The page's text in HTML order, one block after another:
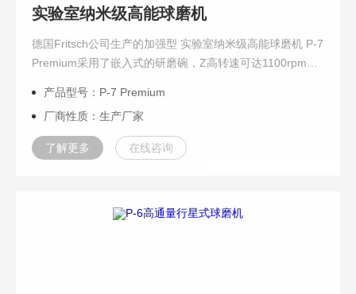
实验室纳米级高能球磨机
德国Fritsch公司生产的加强型 实验室纳米级高能球磨机 P-7
Premium采用了嵌入式的研磨碗，Z高转速可达1100rpm，
实现样品的粉碎，可快速将样品研磨至1μm以下。
产品型号：P-7 Premium
厂商性质：生产厂家
了解更多 在线咨询